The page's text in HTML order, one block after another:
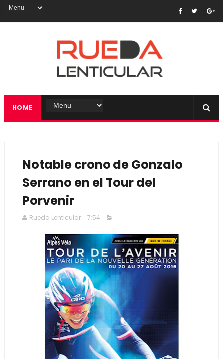
HOME
Notable crono de Gonzalo
Serrano en el Tour del
Porvenir
Rueda Lenticular 7:54